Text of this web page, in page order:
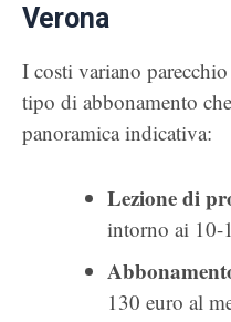
Verona
I costi variano
tipo di abbonamento
panoramica indicativa:
Lezione di
intorno ai 10-
130 euro al